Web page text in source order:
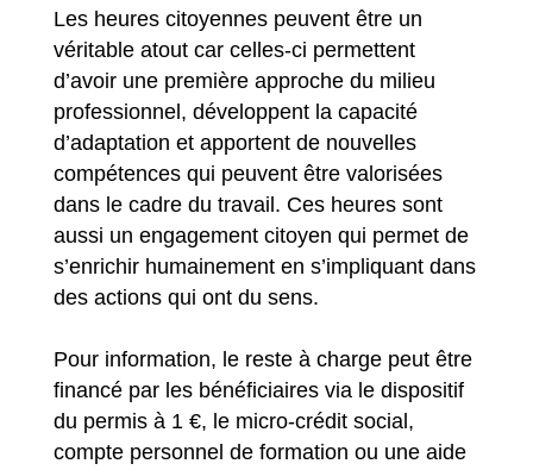
Les heures citoyennes peuvent être un
véritable atout car celles-ci permettent
d’avoir une première approche du milieu
professionnel, développent la capacité
d’adaptation et apportent de nouvelles
compétences qui peuvent être valorisées
dans le cadre du travail. Ces heures sont
aussi un engagement citoyen qui permet de
s’enrichir humainement en s’impliquant dans
des actions qui ont du sens.
Pour information, le reste à charge peut être
financé par les bénéficiaires via le dispositif
du permis à 1 €, le micro-crédit social,
compte personnel de formation ou une aide